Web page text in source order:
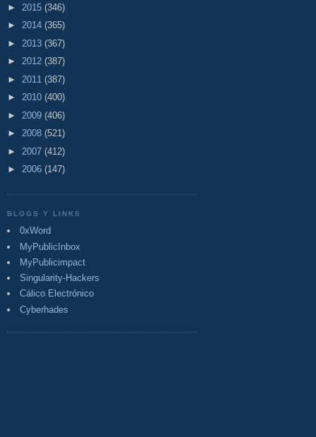
► 2015 (346)
► 2014 (365)
► 2013 (367)
► 2012 (387)
► 2011 (387)
► 2010 (400)
► 2009 (406)
► 2008 (521)
► 2007 (412)
► 2006 (147)
BLOGS Y LINKS
0xWord
MyPublicInbox
MyPublicimpact
Singularity-Hackers
Cálico Electrónico
Cyberhades